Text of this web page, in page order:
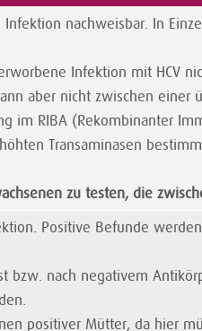
nachweisbar. In
Infektion mit HCV
aber nicht zwischen
im RIBA (Rekombinanter
Transaminasen
zu testen, die
Positive Befunde
bzw. nach negativem
positiver Mütter, da hier